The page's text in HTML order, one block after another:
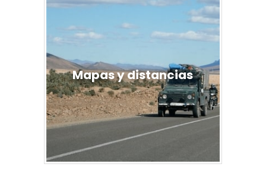
Mapas y distancias